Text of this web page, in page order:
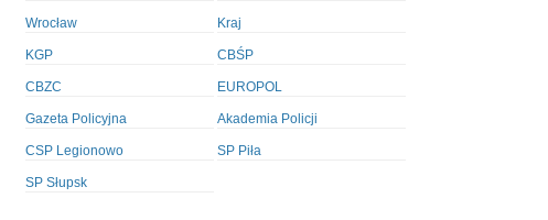
Wrocław Kraj
KGP CBŚP
CBZC EUROPOL
Gazeta Policyjna Akademia Policji
CSP Legionowo SP Piła
SP Słupsk